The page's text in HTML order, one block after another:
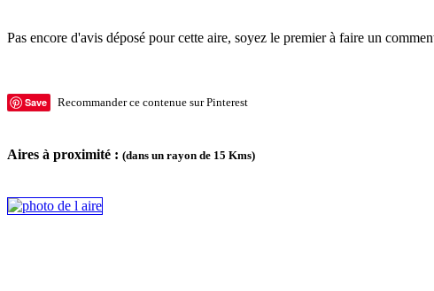
Pas encore d'avis déposé pour cette aire, soyez le premier à faire un
Save Recommander ce contenue sur Pinterest
Aires à proximité : (dans un rayon de 15 Kms)